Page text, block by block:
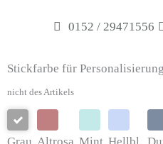
0152 / 29471556
Stickfarbe für Personalisierung
nicht des Artikels
Grau Altrosa Mint Hellbl.
Menge